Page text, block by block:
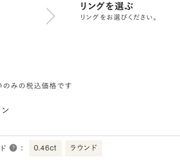
リングを選ぶ
リングをお選びください。
みの税込価格です
： 0.46ct ラウンド